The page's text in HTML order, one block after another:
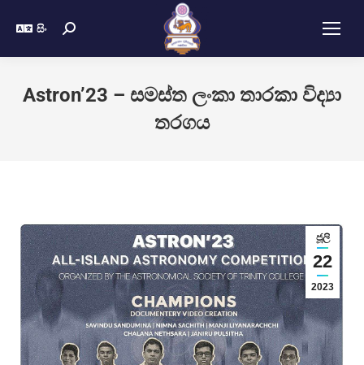
සිං
Astron’23 – සමස්ත ලංකා තාරකා විද්‍යා
තරගය
ජූලි
22
2023